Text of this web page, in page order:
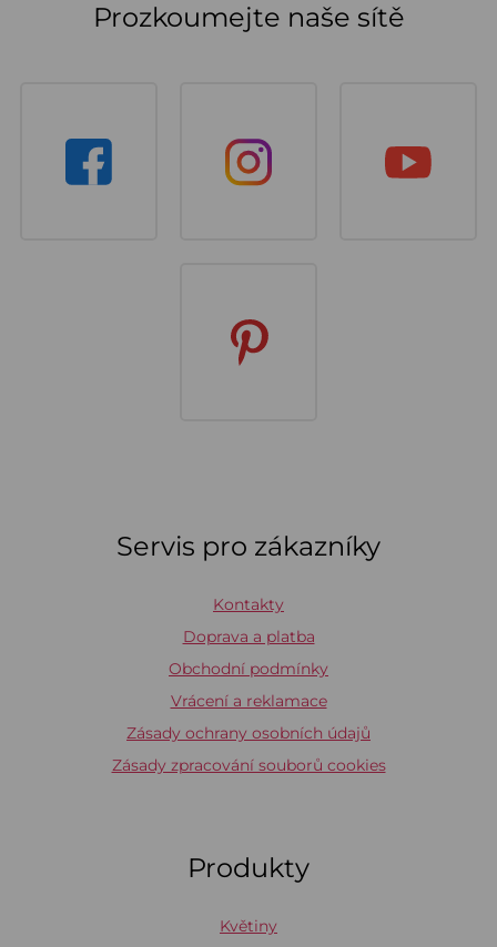
Prozkoumejte naše sítě
Servis pro zákazníky
Kontakty
Doprava a platba
Obchodní podmínky
Vrácení a reklamace
Zásady ochrany osobních údajů
Zásady zpracování souborů cookies
Produkty
Květiny